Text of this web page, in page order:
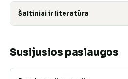
Šaltiniai ir literatūra
Susijusios paslaugos